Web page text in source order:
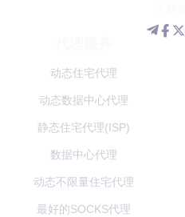
动态住宅代理
动态数据中心代理
静态住宅代理(ISP)
数据中心代理
动态不限量住宅代理
最好的SOCKS代理